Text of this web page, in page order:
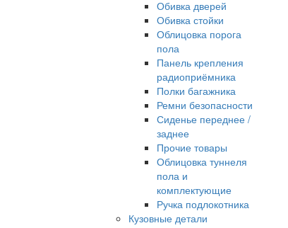
Обивка дверей
Обивка стойки
Облицовка порога
пола
Панель крепления
радиоприёмника
Полки багажника
Ремни безопасности
Сиденье переднее /
заднее
Прочие товары
Облицовка туннеля
пола и
комплектующие
Ручка подлокотника
Кузовные детали